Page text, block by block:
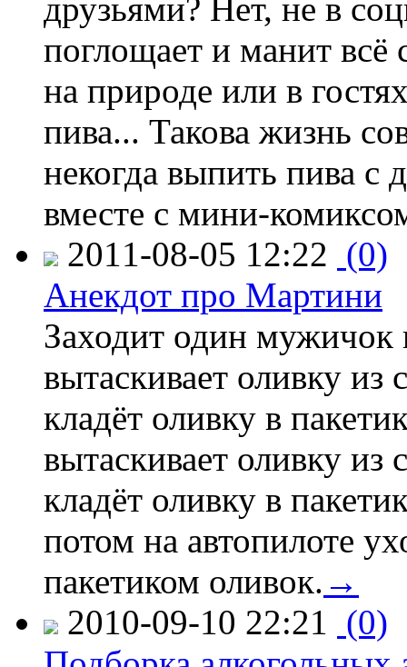
друзьями? Нет, не в
поглощает и манит всё
на природе или в
пива... Такова жизнь
некогда выпить пива
вместе с мини-
2011-08-05 12:22 (0)
Анекдот про Мартини
Заходит один мужичок
вытаскивает оливку из
кладёт оливку в
вытаскивает оливку из
кладёт оливку в
потом на автопилоте
пакетиком оливок. →
2010-09-10 22:21 (0)